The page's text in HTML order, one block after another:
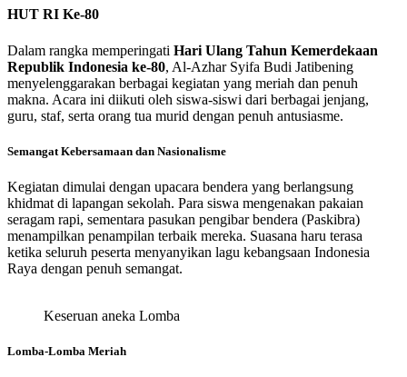
HUT RI Ke-80
Dalam rangka memperingati Hari Ulang Tahun Kemerdekaan
Republik Indonesia ke-80, Al-Azhar Syifa Budi Jatibening
menyelenggarakan berbagai kegiatan yang meriah dan penuh
makna. Acara ini diikuti oleh siswa-siswi dari berbagai jenjang,
guru, staf, serta orang tua murid dengan penuh antusiasme.
Semangat Kebersamaan dan Nasionalisme
Kegiatan dimulai dengan upacara bendera yang berlangsung
khidmat di lapangan sekolah. Para siswa mengenakan pakaian
seragam rapi, sementara pasukan pengibar bendera (Paskibra)
menampilkan penampilan terbaik mereka. Suasana haru terasa
ketika seluruh peserta menyanyikan lagu kebangsaan Indonesia
Raya dengan penuh semangat.
Keseruan aneka Lomba
Lomba-Lomba Meriah